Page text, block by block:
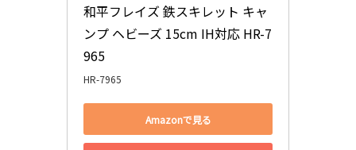
和平フレイズ 鉄スキレット キャ
ンプ ヘビーズ 15cm IH対応 HR-7
965
HR-7965
Amazonで見る